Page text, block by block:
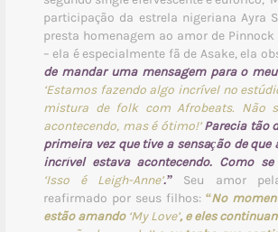
participação da estrela nigeriana Ayra
presta homenagem ao amor de
– ela é especialmente fã de Asake, ela
de mandar uma mensagem para o
‘Estamos fazendo algo incrível no
mistura de folk com Afrobeats. Não
acontecendo, mas é ótimo!’Parecia tão
primeira vez que tive a sensação de que
incrível estava acontecendo. Como
‘Isso é Leigh-Anne’.” Seu amor
reafirmado por seus filhos: “No
estão amando ‘My Love’, e eles